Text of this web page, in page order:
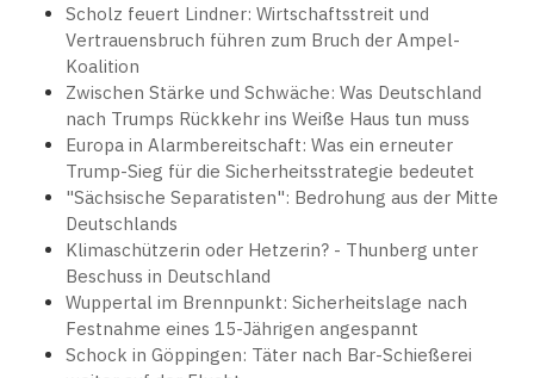
Scholz feuert Lindner: Wirtschaftsstreit und
Vertrauensbruch führen zum Bruch der Ampel-
Koalition
Zwischen Stärke und Schwäche: Was Deutschland
nach Trumps Rückkehr ins Weiße Haus tun muss
Europa in Alarmbereitschaft: Was ein erneuter
Trump-Sieg für die Sicherheitsstrategie bedeutet
"Sächsische Separatisten": Bedrohung aus der Mitte
Deutschlands
Klimaschützerin oder Hetzerin? - Thunberg unter
Beschuss in Deutschland
Wuppertal im Brennpunkt: Sicherheitslage nach
Festnahme eines 15-Jährigen angespannt
Schock in Göppingen: Täter nach Bar-Schießerei